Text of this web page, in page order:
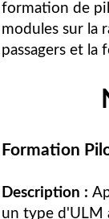
formation de
modules sur la
passagers et
Formation
Description :
un type d'ULM